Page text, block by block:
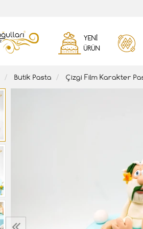
YENI
ÜRÜN
Butik Pasta Çizgi Film Karakter